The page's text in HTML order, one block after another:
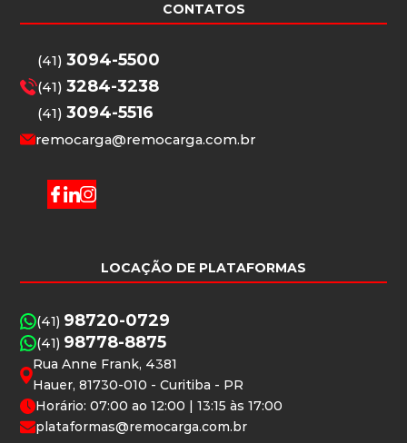
CONTATOS
(41)3094-5500
(41)3284-3238
(41)3094-5516
remocarga@remocarga.com.br
LOCAÇÃO DE PLATAFORMAS
(41) 98720-0729
(41) 98778-8875
Rua Anne Frank, 4381
Hauer, 81730-010 - Curitiba - PR
Horário: 07:00 ao 12:00 | 13:15 às 17:00
plataformas@remocarga.com.br